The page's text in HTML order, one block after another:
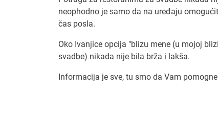
neophodno je samo da na uređaju
čas posla.
Oko Ivanjice opcija "blizu mene (u mojoj
svadbe) nikada nije bila brža i lakša.
Informacija je sve, tu smo da Vam